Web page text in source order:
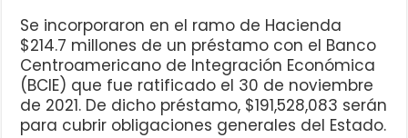
Se incorporaron en el ramo de Hacienda
$214.7 millones de un préstamo con el Banco
Centroamericano de Integración Económica
(BCIE) que fue ratificado el 30 de noviembre
de 2021. De dicho préstamo, $191,528,083 serán
para cubrir obligaciones generales del Estado.